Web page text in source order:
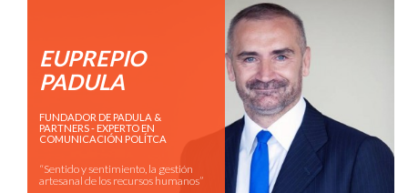
EUPREPIO
PADULA
FUNDADOR DE PADULA &
PARTNERS - EXPERTO EN
COMUNICACIÓN POLÍTCA
“Sentido y sentimiento, la gestión
artesanal de los recursos humanos”